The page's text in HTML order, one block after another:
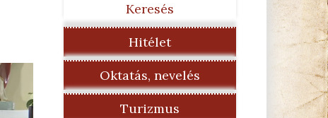
Keresés
Hitélet
Oktatás, nevelés
Turizmus